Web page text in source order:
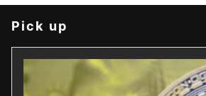
Pick up